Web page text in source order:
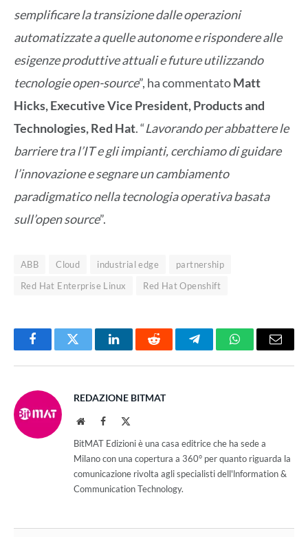
semplificare la transizione dalle operazioni
automatizzate a quelle autonome e rispondere alle
esigenze produttive attuali e future utilizzando
tecnologie open-source”, ha commentatoMatt
Hicks, Executive Vice President, Products and
Technologies, Red Hat. “Lavorando per abbattere le
barriere tra l’IT e gli impianti, cerchiamo di guidare
l’innovazione e segnare un cambiamento
paradigmatico nella tecnologia operativa basata
sull’open source”.
ABB Cloud industrial edge
partnership
Red Hat Enterprise Linux
Red Hat Openshift
FacebookTwitter LinkedInReddit TelegramWhatsAppEmail
REDAZIONE BITMAT
WebsiteFacebook
BitMAT Edizioni è una casa editrice che ha sede a
Milano con una copertura a 360° per quanto riguarda la
comunicazione rivolta agli specialisti dell'lnformation &
Communication Technology.